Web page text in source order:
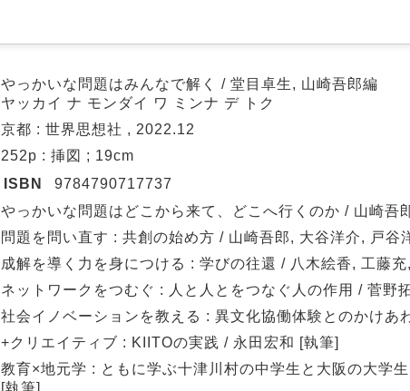
やっかいな問題はみんなで解く / 堂目卓生, 山崎吾郎編
ヤッカイ ナ モンダイ ワ ミンナ デ トク
京都 : 世界思想社 , 2022.12
252p : 挿図 ; 19cm
ISBN
9784790717737
やっかいな問題はどこから来て、どこへ行くのか / 山崎吾
問題を問い直す : 共創の始め方 / 山崎吾郎, 大谷洋介, 戸谷
成解を導く力を身につける : 学びの往還 / 八木絵香, 工藤
ネットワークをつむぐ : 人と人とをつなぐ人の作用 / 菅野
社会イノベーションを教える : 異文化協働体験とのかけあ
+クリエイティブ : KIITOの実践 / 永田宏和 [執筆]
教育×地元学 : ともに学ぶ十津川村の中学生と大阪の大学
[執筆]